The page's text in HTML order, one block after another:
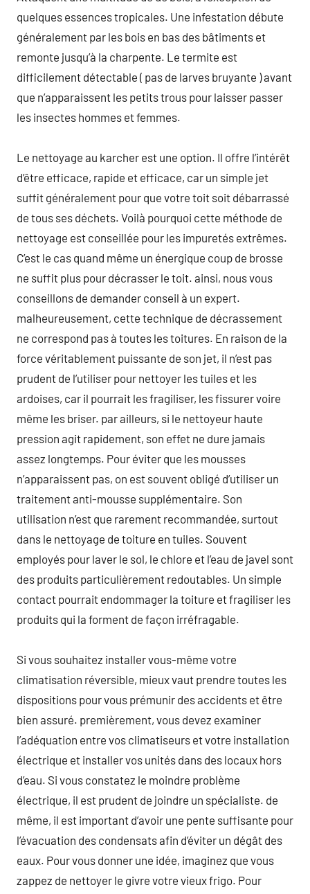
quelques essences tropicales. Une infestation débute
généralement par les bois en bas des bâtiments et
remonte jusqu’à la charpente. Le termite est
difficilement détectable ( pas de larves bruyante ) avant
que n’apparaissent les petits trous pour laisser passer
les insectes hommes et femmes.
Le nettoyage au karcher est une option. Il offre l’intérêt
d’être efficace, rapide et efficace, car un simple jet
suffit généralement pour que votre toit soit débarrassé
de tous ses déchets. Voilà pourquoi cette méthode de
nettoyage est conseillée pour les impuretés extrêmes.
C’est le cas quand même un énergique coup de brosse
ne suffit plus pour décrasser le toit. ainsi, nous vous
conseillons de demander conseil à un expert.
malheureusement, cette technique de décrassement
ne correspond pas à toutes les toitures. En raison de la
force véritablement puissante de son jet, il n’est pas
prudent de l’utiliser pour nettoyer les tuiles et les
ardoises, car il pourrait les fragiliser, les fissurer voire
même les briser. par ailleurs, si le nettoyeur haute
pression agit rapidement, son effet ne dure jamais
assez longtemps. Pour éviter que les mousses
n’apparaissent pas, on est souvent obligé d’utiliser un
traitement anti-mousse supplémentaire. Son
utilisation n’est que rarement recommandée, surtout
dans le nettoyage de toiture en tuiles. Souvent
employés pour laver le sol, le chlore et l’eau de javel sont
des produits particulièrement redoutables. Un simple
contact pourrait endommager la toiture et fragiliser les
produits qui la forment de façon irréfragable.
Si vous souhaitez installer vous-même votre
climatisation réversible, mieux vaut prendre toutes les
dispositions pour vous prémunir des accidents et être
bien assuré. premièrement, vous devez examiner
l’adéquation entre vos climatiseurs et votre installation
électrique et installer vos unités dans des locaux hors
d’eau. Si vous constatez le moindre problème
électrique, il est prudent de joindre un spécialiste. de
même, il est important d’avoir une pente suffisante pour
l’évacuation des condensats afin d’éviter un dégât des
eaux. Pour vous donner une idée, imaginez que vous
zappez de nettoyer le givre votre vieux frigo. Pour